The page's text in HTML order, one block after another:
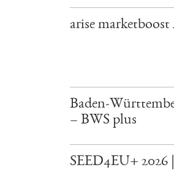
arise marketboost
Baden-
– BWS plus
SEED4EU+